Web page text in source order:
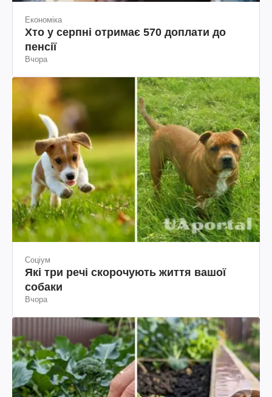
Економіка
Хто у серпні отримає 570 доплати до
пенсії
Вчора
Соціум
Які три речі скорочують життя вашої
собаки
Вчора